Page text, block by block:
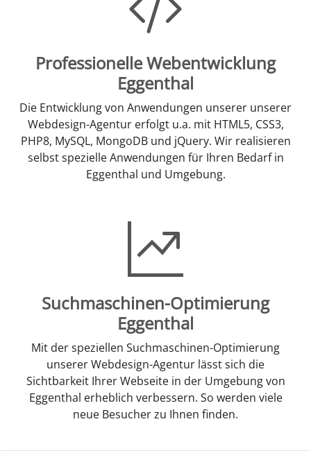
Professionelle Webentwicklung
Eggenthal
Die Entwicklung von Anwendungen unserer unserer
Webdesign-Agentur erfolgt u.a. mit HTML5, CSS3,
PHP8, MySQL, MongoDB und jQuery. Wir realisieren
selbst spezielle Anwendungen für Ihren Bedarf in
Eggenthal und Umgebung.
Suchmaschinen-Optimierung
Eggenthal
Mit der speziellen Suchmaschinen-Optimierung
unserer Webdesign-Agentur lässt sich die
Sichtbarkeit Ihrer Webseite in der Umgebung von
Eggenthal erheblich verbessern. So werden viele
neue Besucher zu Ihnen finden.